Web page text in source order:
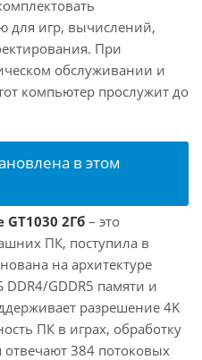
для игр, вычислений,
При
обслуживании и
компьютер прослужит до
в этом
2Гб – это
ПК, поступила в
на архитектуре
DDR4/GDDR5 памяти и
разрешение 4K
ПК в играх, обработку
384 потоковых